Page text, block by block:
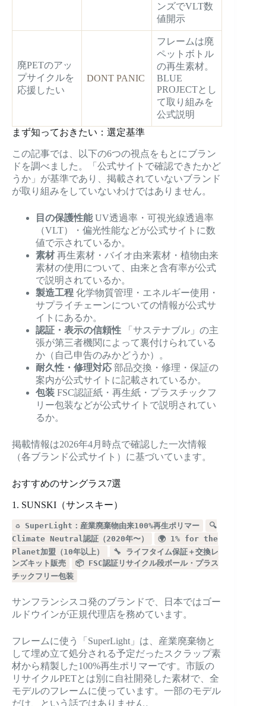
ンズでVLT数
値開示
廃PETのアッ
プサイクルを
応援したい
DONT PANIC
フレームは廃
ペットボトル
の再生素材。
BLUE
PROJECTとし
て取り組みを
公式説明
まず知っておきたい：選定基準
この記事では、以下の6つの視点をもとにブラン
ドを調べました。「公式サイトで確認できたかど
うか」が基準であり、掲載されていないブランド
が取り組みをしていないわけではありません。
目の保護性能UV透過率・可視光線透過率
（VLT）・偏光性能などが公式サイトに数
値で示されているか。
素材 再生素材・バイオ由来素材・植物由来
素材の使用について、由来と含有率が公式
で説明されているか。
製造工程 化学物質管理・エネルギー使用・
サプライチェーンについての情報が公式サ
イトにあるか。
認証・表示の信頼性 「サステナブル」の主
張が第三者機関によって裏付けられている
か（自己申告のみかどうか）。
耐久性・修理対応 部品交換・修理・保証の
案内が公式サイトに記載されているか。
包装 FSC認証紙・再生紙・プラスチックフ
リー包装などが公式サイトで説明されてい
るか。
掲載情報は2026年4月時点で確認した一次情報
（各ブランド公式サイト）に基づいています。
おすすめのサングラス7選
1. SUNSKI（サンスキー）
♻️ SuperLight：産業廃棄物由来100%再生ポリマー
🔍
Climate Neutral認証（2020年〜）
🌍 1% for the
Planet加盟（10年以上）
🔧 ライフタイム保証＋交換レ
ンズキット販売
📦 FSC認証リサイクル段ボール・プラス
チックフリー包装
サンフランシスコ発のブランドで、日本ではゴー
ルドウインが正規代理店を務めています。
フレームに使う「SuperLight」は、産業廃棄物と
して埋め立て処分される予定だったスクラップ素
材から精製した100%再生ポリマーです。市販の
リサイクルPETとは別に自社開発した素材で、全
モデルのフレームに使っています。一部のモデル
だけ、という話ではありません。